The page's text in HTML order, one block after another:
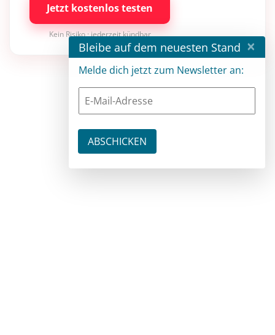
Jetzt kostenlos testen
Kein Risiko · jederzeit kündbar
Bleibe auf dem neuesten Stand ×
Melde dich jetzt zum Newsletter an: